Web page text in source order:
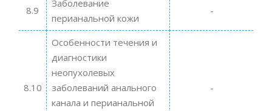
8.9
Заболевание
перианальной кожи
-
8.10
Особенности течения и
диагностики
неопухолевых
заболеваний анального
канала и перианальной
-